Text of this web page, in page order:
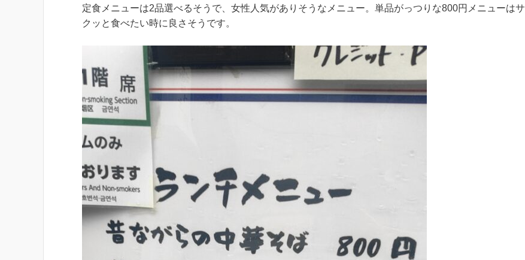
定食メニューは2品選べるそうで、女性人気がありそうなメニュー。単品がっつりな800円メニューはサ
クッと食べたい時に良さそうです。